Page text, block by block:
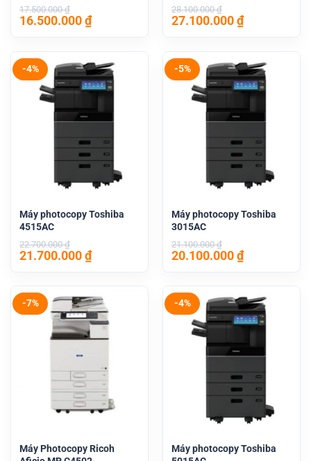
17.500.000₫
Giá
17.500.000 ₫.
16.500.000₫Giá
hiện
16.500.000 ₫.
28.100.000₫
Giá
28.100.000 ₫.
27.100.000₫Giá
hiện
27.100.000
-4%
Máy photocopy Toshiba
4515AC
22.700.000₫
Giá
22.700.000 ₫.
21.700.000₫Giá
hiện
21.700.000 ₫.
-5%
Máy photocopy Toshiba
3015AC
21.100.000₫
Giá
21.100.000 ₫.
20.100.000₫Giá
hiện
20.100.000
-7%
Máy Photocopy Ricoh
-4%
Máy photocopy Toshiba